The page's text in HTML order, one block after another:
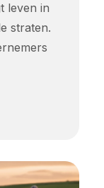
leven in
straten.